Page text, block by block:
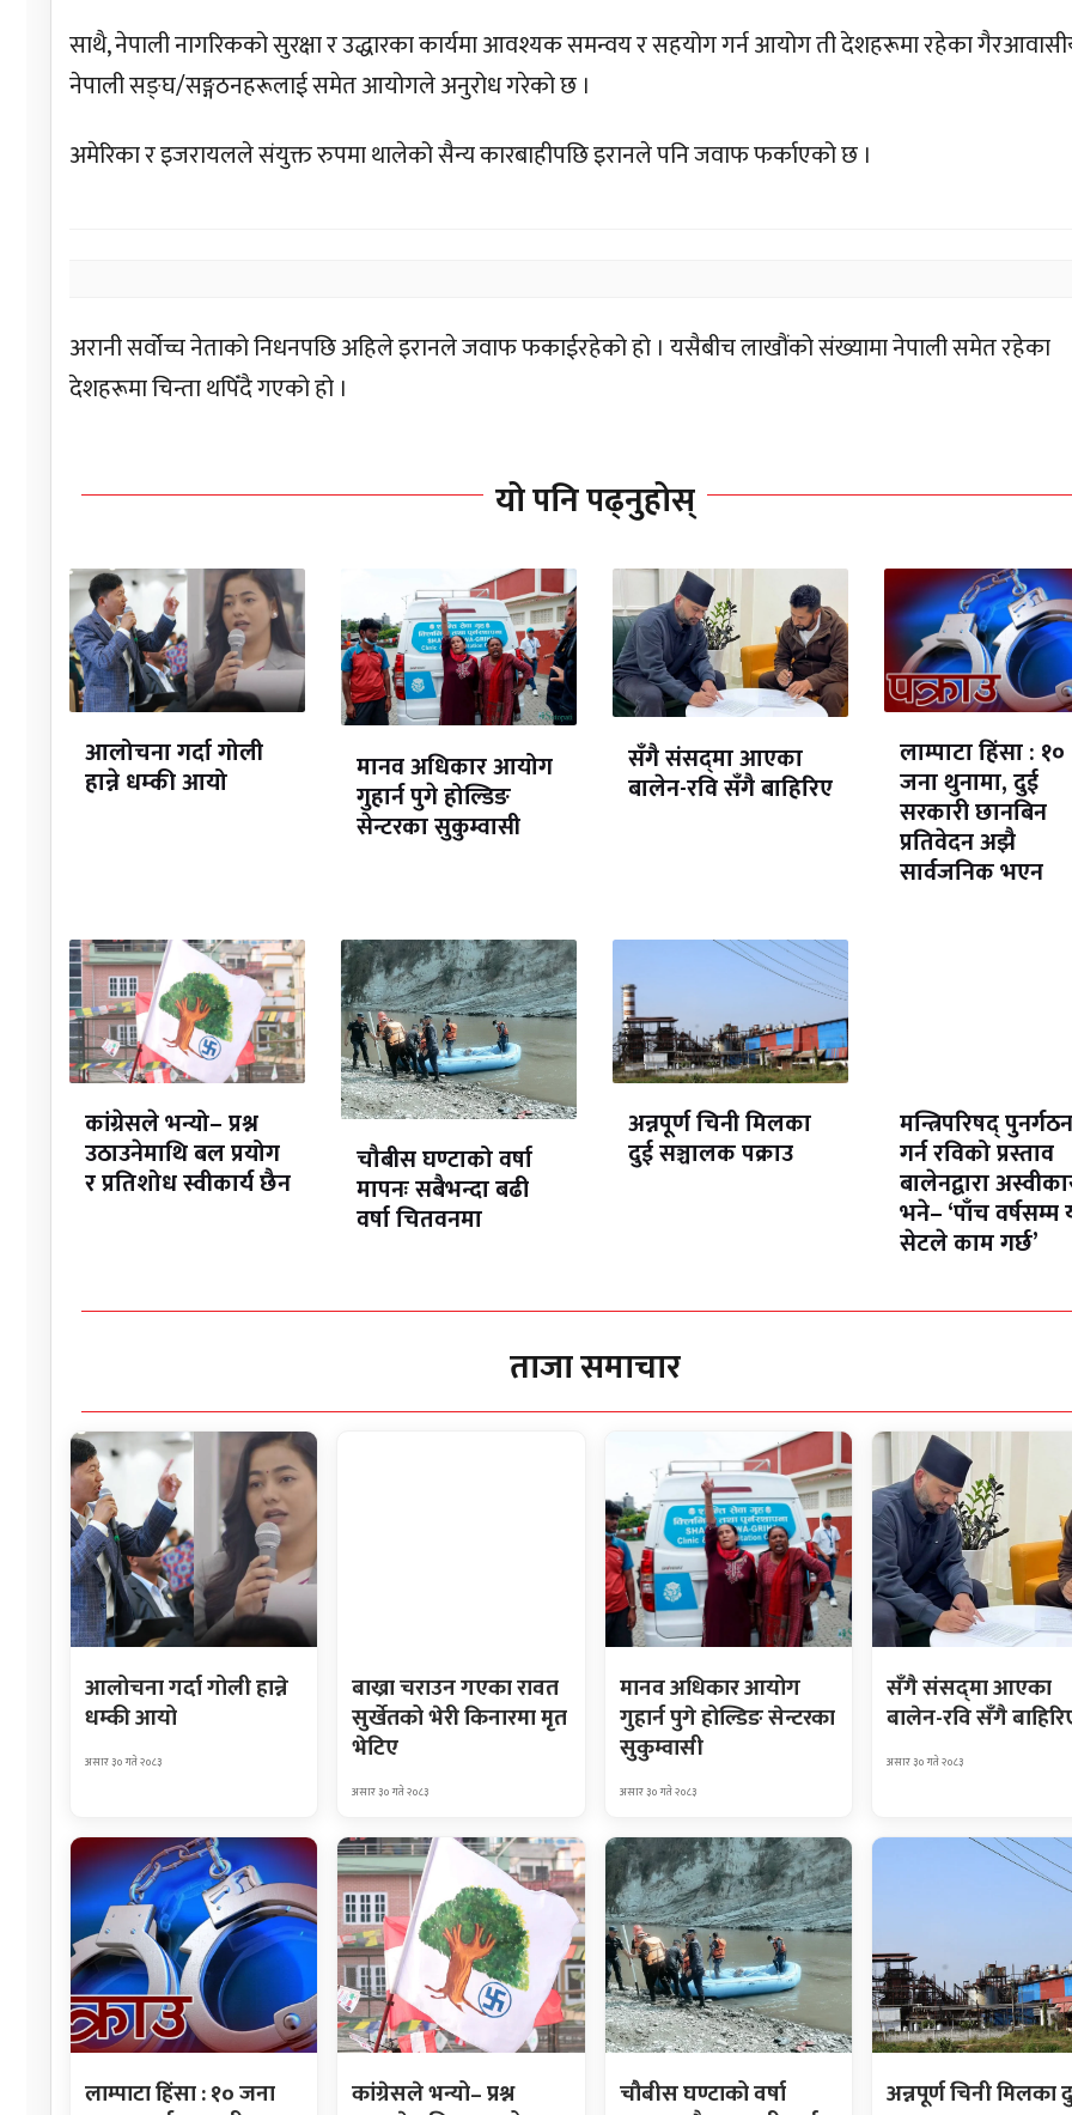
साथै, नेपाली नागरिकको सुरक्षा र उद्धारका कार्यमा आवश्यक समन्वय र सहयोग गर्न आयोग ती देशहरूमा रहेका
नेपाली सङ्घ/सङ्गठनहरूलाई समेत आयोगले अनुरोध गरेको छ ।
अमेरिका र इजरायलले संयुक्त रुपमा थालेको सैन्य कारबाहीपछि इरानले पनि जवाफ फर्काएको छ ।
अरानी सर्वोच्च नेताको निधनपछि अहिले इरानले जवाफ फकाईरहेको हो । यसैबीच लाखौंको संख्यामा नेपाली समेत रहेका
देशहरूमा चिन्ता थपिँदै गएको हो ।
यो पनि पढ्नुहोस्
आलोचना गर्दा गोली
हान्ने धम्की आयो मानव अधिकार आयोग
गुहार्न पुगे होल्डिङ
सेन्टरका सुकुम्वासी
सँगै संसद्‌मा आएका
बालेन-रवि सँगै बाहिरिए
लाम्पाटा हिंसा : १०
जना थुनामा, दुई
सरकारी छानबिन
प्रतिवेदन अझै
सार्वजनिक भएन
कांग्रेसले भन्यो– प्रश्न
उठाउनेमाथि बल प्रयोग
र प्रतिशोध स्वीकार्य छैन
चौबीस घण्टाको वर्षा
मापनः सबैभन्दा बढी
वर्षा चितवनमा
अन्नपूर्ण चिनी मिलका
दुई सञ्चालक पक्राउ
मन्त्रिपरिषद् पुनर्गठन
गर्न रविको प्रस्ताव
बालेनद्वारा
भने– ‘पाँच वर्षसम्म
सेटले काम गर्छ’
ताजा समाचार
आलोचना गर्दा गोली हान्ने
धम्की आयो
असार ३० गते २०८३
बाख्रा चराउन गएका रावत
सुर्खेतको भेरी किनारमा मृत
भेटिए
असार ३० गते २०८३
मानव अधिकार आयोग
गुहार्न पुगे होल्डिङ सेन्टरका
सुकुम्वासी
असार ३० गते २०८३
सँगै संसद्‌मा आएका
बालेन-रवि सँगै
असार ३० गते २०८३
लाम्पाटा हिंसा : १० जना
कांग्रेसले भन्यो– प्रश्न
चौबीस घण्टाको वर्षा
अन्नपूर्ण चिनी मिलका